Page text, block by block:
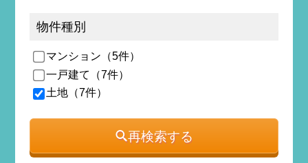
物件種別
マンション（5件）
一戸建て（7件）
土地（7件）
再検索する